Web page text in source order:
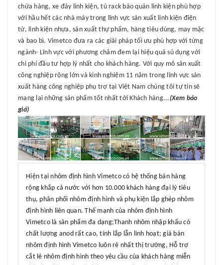
chứa hàng, xe đảy linh kiện, tủ rack bảo quản linh kiện phù hợp
với hầu hết các nhà máy trong lĩnh vực sản xuất linh kiện điện
tử, linh kiện nhựa, sản xuất thự phẩm, hàng tiêu dùng, may mặc
và bao bì. Vimetco đưa ra các giải pháp tối ưu phù hợp với từng
ngành- Lĩnh vực với phương châm đem lại hiệu quả sủ dụng với
chi phí đầu tư hợp lý nhất cho khách hàng. Với quy mô sản xuất
công nghiệp rộng lớn và kinh nghiệm 11 năm trong lĩnh vực sản
xuất hàng công nghiệp phụ trợ tại Việt Nam chúng tôi tự tin sẽ
mang lại những sản phẩm tốt nhất tới Khách hàng... (Xem báo
giá)
Hiện tại nhôm định hình Vimetco có hệ thống bán hàng
rộng khắp cả nước với hơn 10.000 khách hàng đại lý tiêu
thụ, phân phối nhôm định hình và phụ kiện lắp ghép nhôm
định hình liên quan. Thế mạnh của nhôm định hình
Vimetco là sản phẩm đa dạng;Thanh nhôm nhập khẩu có
chất lượng anod rất cao, tính lắp lẫn linh hoạt; giá bán
nhôm định hình Vimetco luôn rẻ nhất thị trường, Hỗ trợ
cắt lẻ nhôm định hình theo yêu cầu của khách hàng miễn